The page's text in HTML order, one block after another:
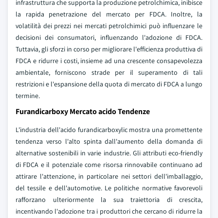
infrastruttura che supporta la produzione petrolchimica, inibisce
la rapida penetrazione del mercato per FDCA. Inoltre, la
volatilità dei prezzi nei mercati petrolchimici può influenzare le
decisioni dei consumatori, influenzando l'adozione di FDCA.
Tuttavia, gli sforzi in corso per migliorare l'efficienza produttiva di
FDCA e ridurre i costi, insieme ad una crescente consapevolezza
ambientale, forniscono strade per il superamento di tali
restrizioni e l'espansione della quota di mercato di FDCA a lungo
termine.
Furandicarboxy Mercato acido Tendenze
L'industria dell'acido furandicarboxylic mostra una promettente
tendenza verso l'alto spinta dall'aumento della domanda di
alternative sostenibili in varie industrie. Gli attributi eco-friendly
di FDCA e il potenziale come risorsa rinnovabile continuano ad
attirare l'attenzione, in particolare nei settori dell'imballaggio,
del tessile e dell'automotive. Le politiche normative favorevoli
rafforzano ulteriormente la sua traiettoria di crescita,
incentivando l'adozione tra i produttori che cercano di ridurre la